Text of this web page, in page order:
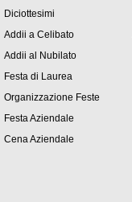
Diciottesimi
Addii a Celibato
Addii al Nubilato
Festa di Laurea
Organizzazione Feste
Festa Aziendale
Cena Aziendale